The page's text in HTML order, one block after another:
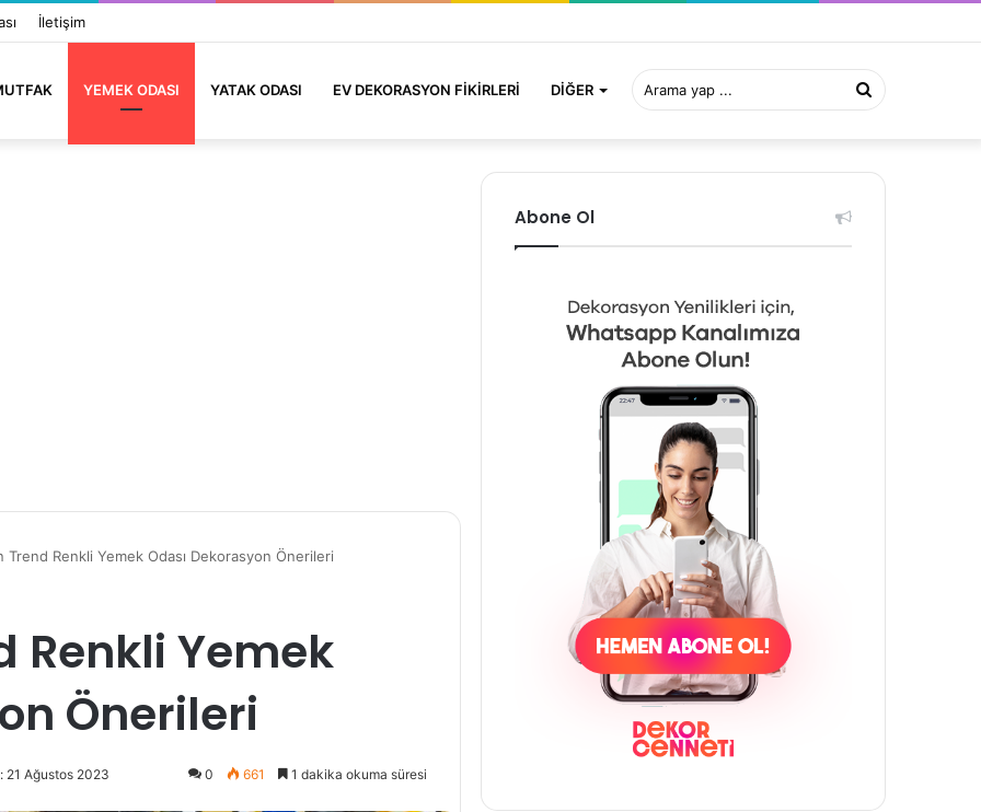
İletişim
YEMEK ODASI YATAK ODASI EV DEKORASYON FIKIRLERI DIĞER Arama
yap
Trend Renkli Yemek Odası Dekorasyon Önerileri
Renkli Yemek
Önerileri
21 Ağustos 2023 0 661 1 dakika okuma süresi
Abone Ol